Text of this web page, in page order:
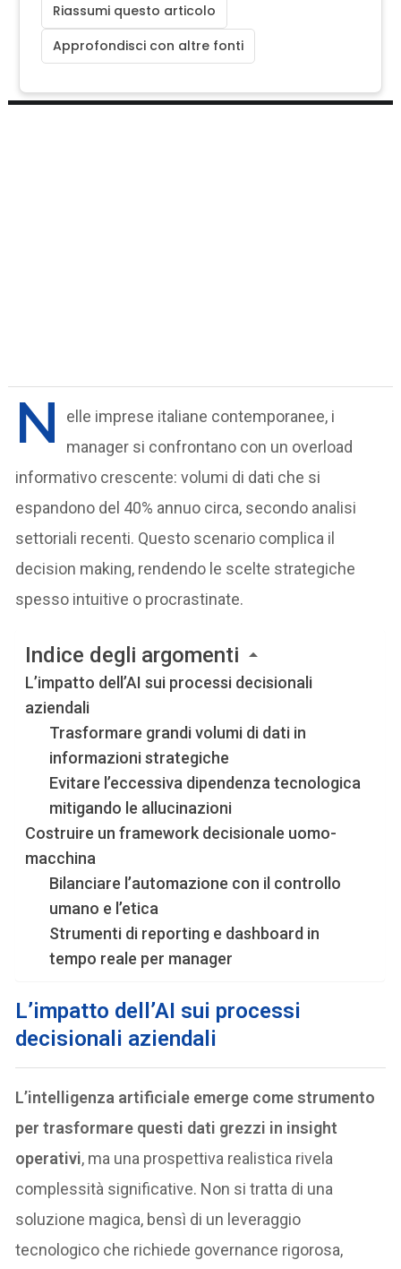
Riassumi questo articolo
Approfondisci con altre fonti
N
elle imprese italiane contemporanee, i
manager si confrontano con un overload
informativo crescente: volumi di dati che si
espandono del 40% annuo circa, secondo analisi
settoriali recenti. Questo scenario complica il
decision making, rendendo le scelte strategiche
spesso intuitive o procrastinate.
Indice degli argomenti
L’impatto dell’AI sui processi decisionali
aziendali
Trasformare grandi volumi di dati in
informazioni strategiche
Evitare l’eccessiva dipendenza tecnologica
mitigando le allucinazioni
Costruire un framework decisionale uomo-
macchina
Bilanciare l’automazione con il controllo
umano e l’etica
Strumenti di reporting e dashboard in
tempo reale per manager
L’impatto dell’AI sui processi
decisionali aziendali
L’intelligenza artificiale emerge come strumento
per trasformare questi dati grezzi in insight
operativi, ma una prospettiva realistica rivela
complessità significative. Non si tratta di una
soluzione magica, bensì di un leveraggio
tecnologico che richiede governance rigorosa,